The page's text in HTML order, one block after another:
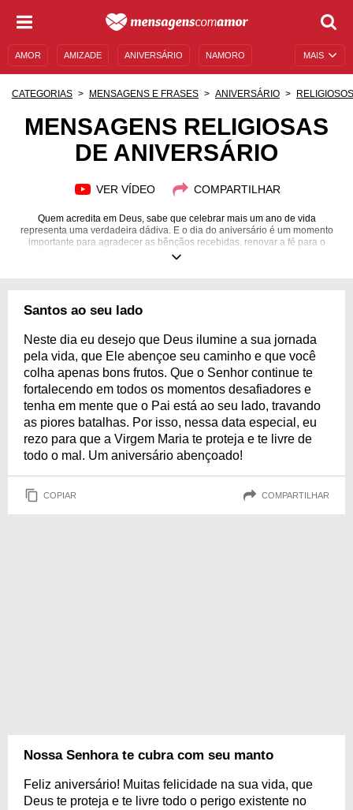
MAIS
AMOR AMIZADE ANIVERSÁRIO NAMORO
MENSAGENS E FRASES MENSAGENS DE ANIVERSÁRIO
CATEGORIAS MENSAGENS E FRASES ANIVERSÁRIO RELIGIOSOS
MENSAGENS RELIGIOSAS
DE ANIVERSÁRIO
VER VÍDEO COMPARTILHAR
Quem acredita em Deus, sabe que celebrar mais um ano de vida
representa uma verdadeira dádiva. E o dia do aniversário é um momento
importante para agradecer as bênçãos recebidas, renovar a fé para o
próximo ciclo e compartilhar bons momentos com pessoas queridas.
abundância de bons sentimentos. Incentive esperança para um período
você!
Santos ao seu lado
Neste dia eu desejo que Deus ilumine a sua jornada
pela vida, que Ele abençoe seu caminho e que você
colha apenas bons frutos. Que o Senhor continue te
fortalecendo em todos os momentos desafiadores e
tenha em mente que o Pai está ao seu lado, travando
as piores batalhas. Por isso, nessa data especial, eu
rezo para que a Virgem Maria te proteja e te livre de
todo o mal. Um aniversário abençoado!
COPIAR COMPARTILHAR
Nossa Senhora te cubra com seu manto
Feliz aniversário! Muitas felicidade na sua vida, que
Deus te proteja e te livre todo o perigo existente no